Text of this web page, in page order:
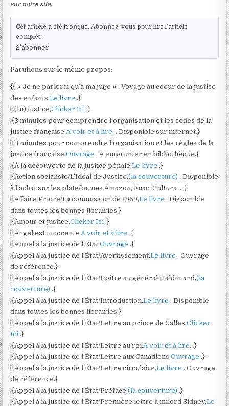
sur notre site.
Cet article a été tronqué. Abonnez-vous pour lire l’article
complet.
S’abonner
Parutions sur le même propos:
{{ » Je ne parlerai qu’à ma juge « . Voyage au coeur de la justice
des enfants,Le livre.}
|{(In) justice,Clicker Ici.}
|{3 minutes pour comprendre l’organisation et les codes de la
justice française,A voir et à lire.. Disponible sur internet.}
|{3 minutes pour comprendre l’organisation et les règles de la
justice française,Ouvrage. A emprunter en bibliothèque.}
|{À la découverte de la justice pénale,Le livre.}
|{Action socialiste/L’Idéal de Justice,(la couverture). Disponible
à l’achat sur les plateformes Amazon, Fnac, Cultura ….}
|{Affaire Priore/La commission de 1969,Le livre. Disponible
dans toutes les bonnes librairies.}
|{Amour et justice,Clicker Ici.}
|{Angel est innocente,A voir et à lire..}
|{Appel à la justice de l’État,Ouvrage.}
|{Appel à la justice de l’État/Avertissement,Le livre. Ouvrage
de référence.}
|{Appel à la justice de l’État/Épitre au général Haldimand,(la
couverture).}
|{Appel à la justice de l’État/Introduction,Le livre. Disponible
dans toutes les bonnes librairies.}
|{Appel à la justice de l’État/Lettre au prince de Galles,Clicker
Ici.}
|{Appel à la justice de l’État/Lettre au roi,A voir et à lire..}
|{Appel à la justice de l’État/Lettre aux Canadiens,Ouvrage.}
|{Appel à la justice de l’État/Lettre circulaire,Le livre. Ouvrage
de référence.}
|{Appel à la justice de l’État/Préface,(la couverture).}
|{Appel à la justice de l’État/Première lettre à milord Sidney,Le